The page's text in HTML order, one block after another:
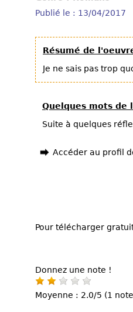
Publié le : 13/04/2017
Résumé de
Je ne sais pas trop
Quelques mots de
Suite à quelques
Accéder au profil
Pour télécharger
Donnez une note !
Moyenne : 2.0/5 (1